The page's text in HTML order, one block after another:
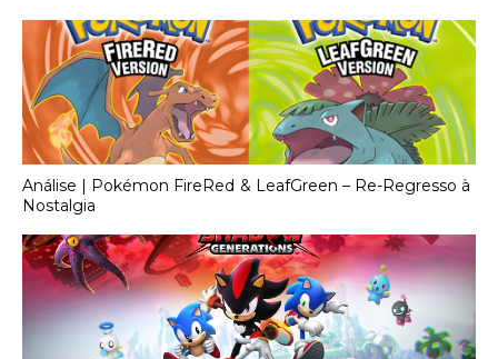
Análise | Pokémon FireRed & LeafGreen – Re-Regresso à
Nostalgia